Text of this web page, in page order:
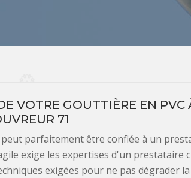
VOTRE GOUTTIÈRE EN PVC
71
parfaitement être confiée à un
exige les expertises d'un prestataire
exigées pour ne pas dégrader